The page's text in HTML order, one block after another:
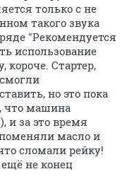
только с не
такого звука
"Рекомендуется
использование
короче. Стартер,
но это пока
что машина
и за это время
масло и
сломали рейку!
не конец